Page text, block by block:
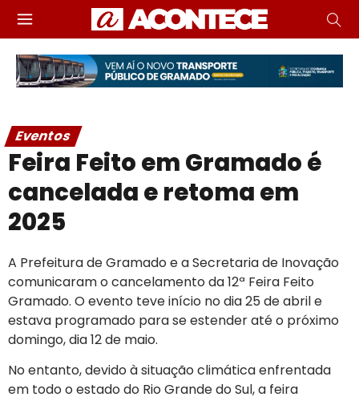
Eventos
Feira Feito em Gramado é
cancelada e retoma em
2025
A Prefeitura de Gramado e a Secretaria de Inovação
comunicaram o cancelamento da 12ª Feira Feito
Gramado. O evento teve início no dia 25 de abril e
estava programado para se estender até o próximo
domingo, dia 12 de maio.
No entanto, devido à situação climática enfrentada
em todo o estado do Rio Grande do Sul, a feira